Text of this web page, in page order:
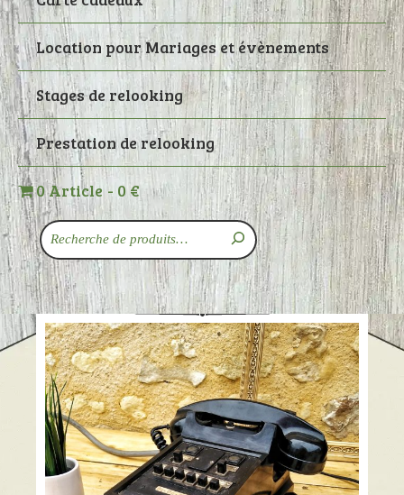
Location pour Mariages et évènements
Stages de relooking
Prestation de relooking
0 Article 0 €
Recherche